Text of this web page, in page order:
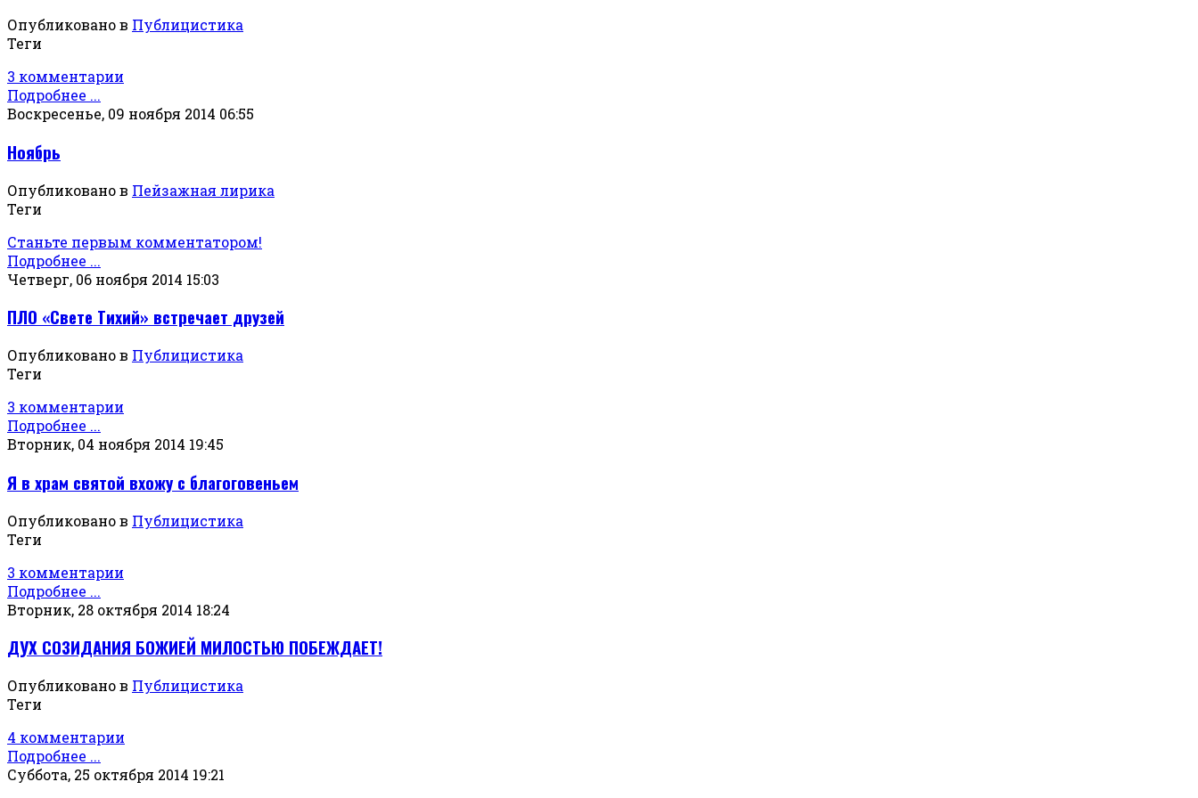
Опубликовано в Публицистика
Теги
3 комментарии
Подробнее ...
Воскресенье, 09 ноября 2014 06:55
Ноябрь
Опубликовано в Пейзажная лирика
Теги
Станьте первым комментатором!
Подробнее ...
Четверг, 06 ноября 2014 15:03
ПЛО «Свете Тихий» встречает друзей
Опубликовано в Публицистика
Теги
3 комментарии
Подробнее ...
Вторник, 04 ноября 2014 19:45
Я в храм святой вхожу с благоговеньем
Опубликовано в Публицистика
Теги
3 комментарии
Подробнее ...
Вторник, 28 октября 2014 18:24
ДУХ СОЗИДАНИЯ БОЖИЕЙ МИЛОСТЬЮ ПОБЕЖДАЕТ!
Опубликовано в Публицистика
Теги
4 комментарии
Подробнее ...
Суббота, 25 октября 2014 19:21